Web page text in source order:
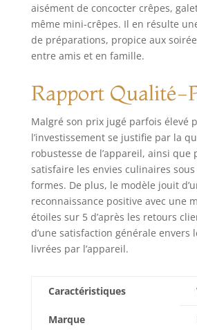
aisément de concocter crêpes,
même mini-crêpes. Il en résulte
de préparations, propice aux
entre amis et en famille.
Rapport Qualité-
Malgré son prix jugé parfois élevé
l’investissement se justifie par la
robustesse de l’appareil, ainsi que
satisfaire les envies culinaires
formes. De plus, le modèle jouit
reconnaissance positive avec une
étoiles sur 5 d’après les retours
d’une satisfaction générale envers
livrées par l’appareil.
Caractéristiques
Marque